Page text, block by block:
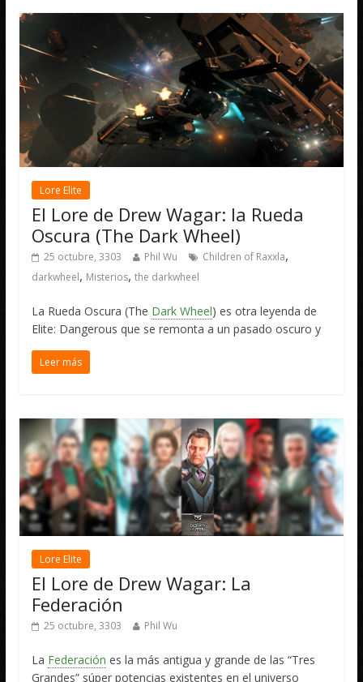
Lore Elite
El Lore de Drew Wagar: la Rueda
Oscura (The Dark Wheel)
25 octubre, 3303 Phil Wu Children of Raxxla,
darkwheel, Misterios,the darkwheel
La Rueda Oscura (The Dark Wheel) es otra leyenda de
Elite: Dangerous que se remonta a un pasado oscuro y
Leer más
Lore Elite
El Lore de Drew Wagar: La
Federación
25 octubre, 3303 Phil Wu
La Federación es la más antigua y grande de las “Tres
Grandes” súper potencias existentes en el universo